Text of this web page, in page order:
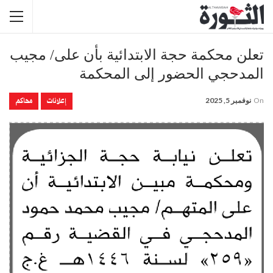
تعلن محكمة حجة الابتدائية بأن على/ مجيب
المدحجي الحضور إلى المحكمة
إعلانات محاكم On نوفمبر 5, 2025